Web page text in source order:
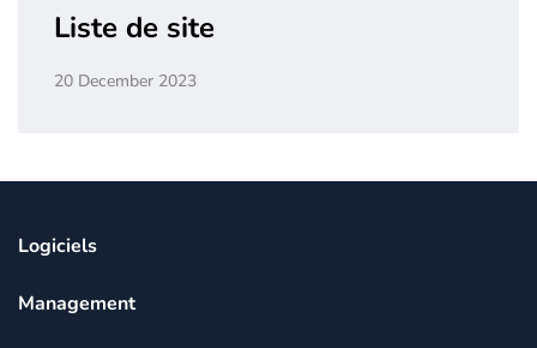
Liste de site
20 December 2023
Logiciels
Management